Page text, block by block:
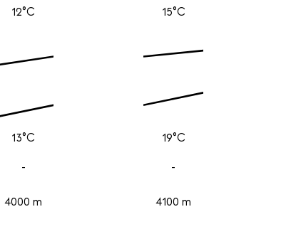
12°C
13°C
-
4000 m
15°C
19°C
-
4100 m